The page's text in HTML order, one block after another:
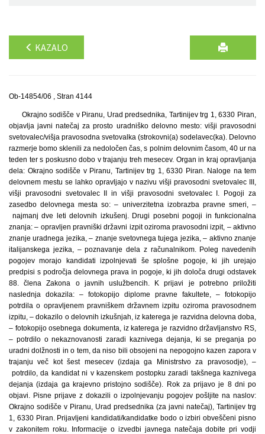
KAZALO
Ob-14854/06 , Stran 4144
Okrajno sodišče v Piranu, Urad predsednika, Tartinijev trg 1, 6330 Piran,
objavlja javni natečaj za prosto uradniško delovno mesto: višji pravosodni
svetovalec/višja pravosodna svetovalka (strokovni(a) sodelavec(ka). Delovno
razmerje bomo sklenili za nedoločen čas, s polnim delovnim časom, 40 ur na
teden ter s poskusno dobo v trajanju treh mesecev. Organ in kraj opravljanja
dela: Okrajno sodišče v Piranu, Tartinijev trg 1, 6330 Piran. Naloge na tem
delovnem mestu se lahko opravljajo v nazivu višji pravosodni svetovalec III,
višji pravosodni svetovalec II in višji pravosodni svetovalec I. Pogoji za
zasedbo delovnega mesta so: – univerzitetna izobrazba pravne smeri, –
najmanj dve leti delovnih izkušenj. Drugi posebni pogoji in funkcionalna
znanja: – opravljen pravniški državni izpit oziroma pravosodni izpit, – aktivno
znanje uradnega jezika, – znanje svetovnega tujega jezika, – aktivno znanje
italijanskega jezika, – poznavanje dela z računalnikom. Poleg navedenih
pogojev morajo kandidati izpolnjevati še splošne pogoje, ki jih urejajo
predpisi s področja delovnega prava in pogoje, ki jih določa drugi odstavek
88. člena Zakona o javnih uslužbencih. K prijavi je potrebno priložiti
naslednja dokazila: – fotokopijo diplome pravne fakultete, – fotokopijo
potrdila o opravljenem pravniškem državnem izpitu oziroma pravosodnem
izpitu, – dokazilo o delovnih izkušnjah, iz katerega je razvidna delovna doba,
– fotokopijo osebnega dokumenta, iz katerega je razvidno državljanstvo RS,
– potrdilo o nekaznovanosti zaradi kaznivega dejanja, ki se preganja po
uradni dolžnosti in o tem, da niso bili obsojeni na nepogojno kazen zapora v
trajanju več kot šest mesecev (izdaja ga Ministrstvo za pravosodje), –
potrdilo, da kandidat ni v kazenskem postopku zaradi takšnega kaznivega
dejanja (izdaja ga krajevno pristojno sodišče). Rok za prijavo je 8 dni po
objavi. Pisne prijave z dokazili o izpolnjevanju pogojev pošljite na naslov:
Okrajno sodišče v Piranu, Urad predsednika (za javni natečaj), Tartinijev trg
1, 6330 Piran. Prijavljeni kandidati/kandidatke bodo o izbiri obveščeni pisno
v zakonitem roku. Informacije o izvedbi javnega natečaja dobite pri vodji